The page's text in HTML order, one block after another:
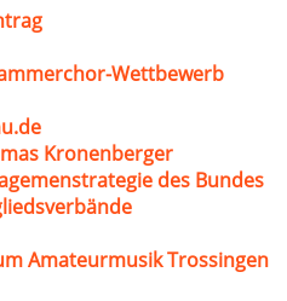
Wettbewerb
Kronenberger
des Bundes
Amateurmusik Trossingen